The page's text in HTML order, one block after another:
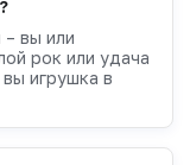
вы или
рок или удача
игрушка в